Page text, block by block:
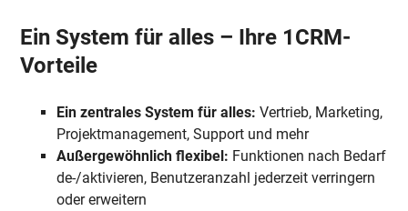
Ein System für alles – Ihre 1CRM-
Vorteile
Ein zentrales System für alles: Vertrieb, Marketing,
Projektmanagement, Support und mehr
Außergewöhnlich flexibel: Funktionen nach Bedarf
de-/aktivieren, Benutzeranzahl jederzeit verringern
oder erweitern